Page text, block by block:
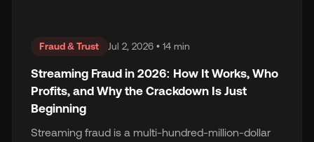
Fraud & Trust Jul 2, 2026 • 14 min
Streaming Fraud in 2026: How It Works, Who
Profits, and Why the Crackdown Is Just
Beginning
Streaming fraud is a multi-hundred-million-dollar